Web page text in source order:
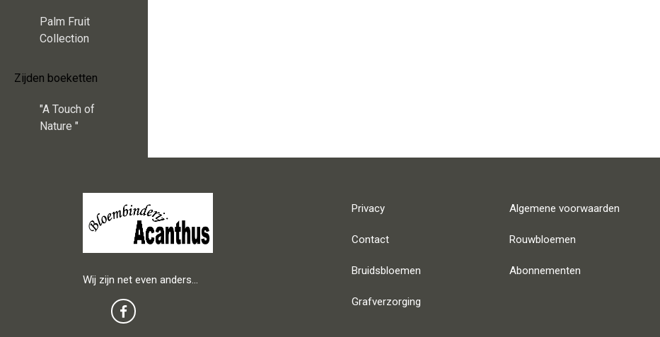
Palm Fruit
Collection
Zijden boeketten
"A Touch of
Nature "
Wij zijn net even anders…
Privacy Algemene voorwaarden
Contact Rouwbloemen
Bruidsbloemen Abonnementen
Grafverzorging